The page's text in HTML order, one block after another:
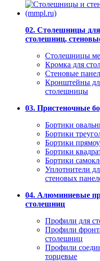
02. Столешницы
столешниц,
Столешницы
Кромка для
Стеновые
Кронштейны
столешницы
03. Пристеночные
Бортики
Бортики
Бортики
Бортики
Бортики
Уплотнители
стеновых
04. Алюминиевые
столешниц
Профили для
Профили
столешниц
Профили
торцевые